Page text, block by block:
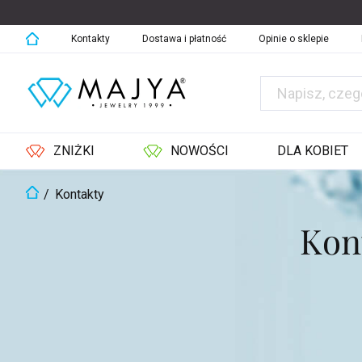
do
treści
Kontakty Dostawa i płatność Opinie o sklepie
ZNIŻKI NOWOŚCI DLA KOBIET
Home
/ Kontakty